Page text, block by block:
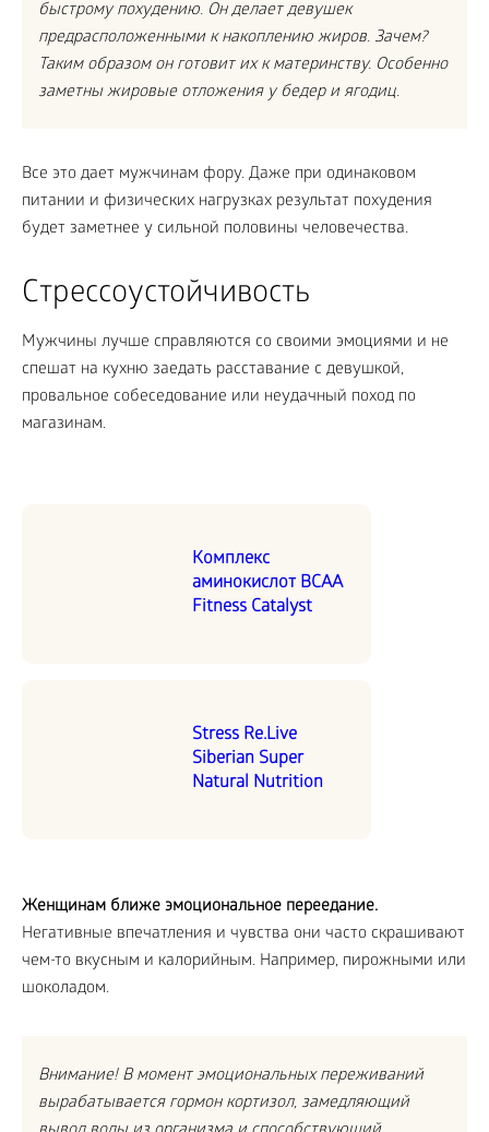
быстрому похудению. Он делает девушек
предрасположенными к накоплению жиров. Зачем?
Таким образом он готовит их к материнству. Особенно
заметны жировые отложения у бедер и ягодиц.
Все это дает мужчинам фору. Даже при одинаковом
питании и физических нагрузках результат похудения
будет заметнее у сильной половины человечества.
Стрессоустойчивость
Мужчины лучше справляются со своими эмоциями и не
спешат на кухню заедать расставание с девушкой,
провальное собеседование или неудачный поход по
магазинам.
Комплекс
аминокислот BCAA
Fitness Catalyst
Stress Re.Live
Siberian Super
Natural Nutrition
Женщинам ближе эмоциональное переедание.
Негативные впечатления и чувства они часто скрашивают
чем-то вкусным и калорийным. Например, пирожными или
шоколадом.
Внимание! В момент эмоциональных переживаний
вырабатывается гормон кортизол, замедляющий